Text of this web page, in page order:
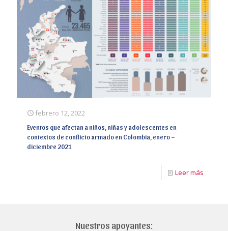
febrero 12, 2022
Eventos que afectan a niños, niñas y adolescentes en
contextos de conflicto armado en Colombia, enero –
diciembre 2021
Leer más
Nuestros apoyantes: